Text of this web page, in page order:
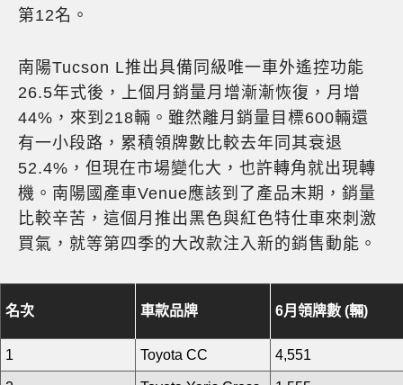
第12名。
南陽Tucson L推出具備同級唯一車外遙控功能
26.5年式後，上個月銷量月增漸漸恢復，月增
44%，來到218輛。雖然離月銷量目標600輛還
有一小段路，累積領牌數比較去年同其衰退
52.4%，但現在市場變化大，也許轉角就出現轉
機。南陽國產車Venue應該到了產品末期，銷量
比較辛苦，這個月推出黑色與紅色特仕車來刺激
買氣，就等第四季的大改款注入新的銷售動能。
名次 車款品牌 6月領牌數 (輛)
1 Toyota CC 4,551